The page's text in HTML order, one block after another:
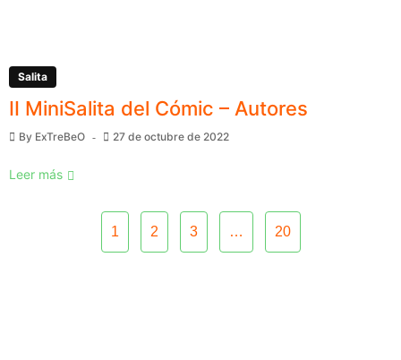
Salita
II MiniSalita del Cómic – Autores
By ExTreBeO 27 de octubre de 2022
Leer más
1 2 3 … 20